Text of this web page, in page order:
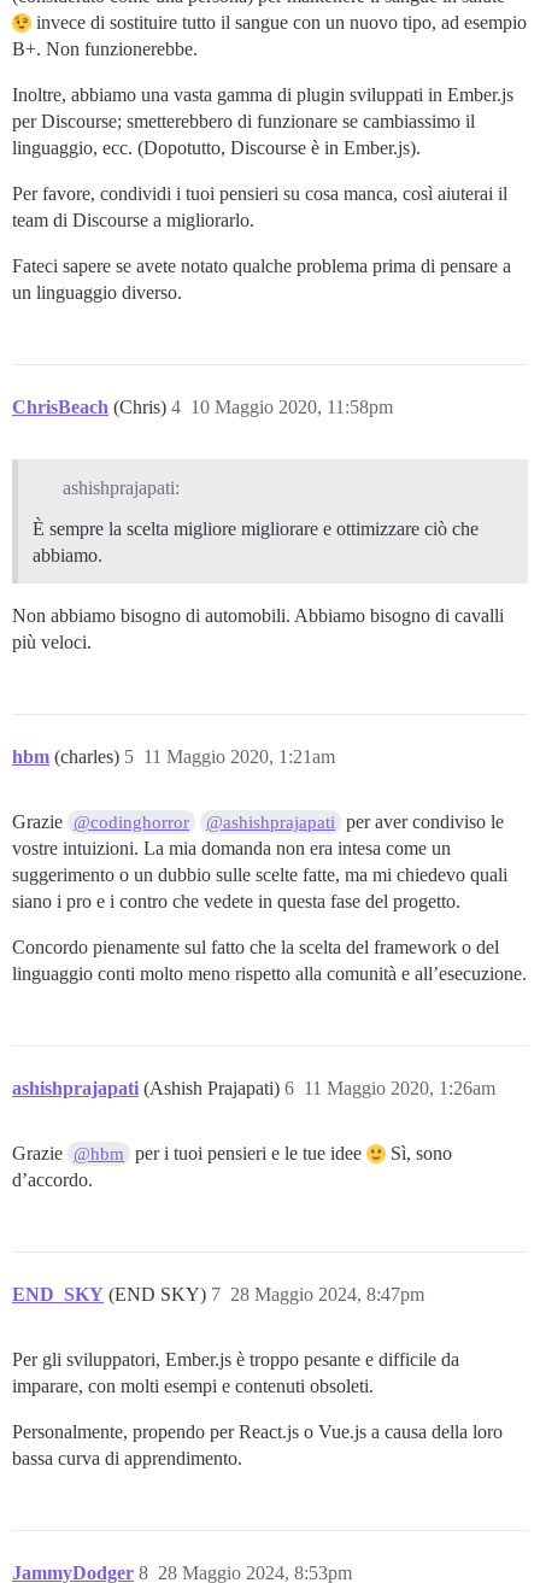
invece di sostituire tutto il sangue con un nuovo tipo, ad esempio
B+. Non funzionerebbe.
Inoltre, abbiamo una vasta gamma di plugin sviluppati in Ember.js
per Discourse; smetterebbero di funzionare se cambiassimo il
linguaggio, ecc. (Dopotutto, Discourse è in Ember.js).
Per favore, condividi i tuoi pensieri su cosa manca, così aiuterai il
team di Discourse a migliorarlo.
Fateci sapere se avete notato qualche problema prima di pensare a
un linguaggio diverso.
ChrisBeach (Chris) 10 Maggio 2020, 11:58pm
4
ashishprajapati:
È sempre la scelta migliore migliorare e ottimizzare ciò che
abbiamo.
Non abbiamo bisogno di automobili. Abbiamo bisogno di cavalli
più veloci.
hbm (charles) 11 Maggio 2020, 1:21am
5
Grazie @codinghorror @ashishprajapati
per aver condiviso le
vostre intuizioni. La mia domanda non era intesa come un
suggerimento o un dubbio sulle scelte fatte, ma mi chiedevo quali
siano i pro e i contro che vedete in questa fase del progetto.
Concordo pienamente sul fatto che la scelta del framework o del
linguaggio conti molto meno rispetto alla comunità e all’esecuzione.
ashishprajapati (Ashish Prajapati) 11 Maggio 2020, 1:26am
6
Grazie @hbm per i tuoi pensieri e le tue idee
Sì, sono
d’accordo.
END_SKY (END SKY) 28 Maggio 2024, 8:47pm
7
Per gli sviluppatori, Ember.js è troppo pesante e difficile da
imparare, con molti esempi e contenuti obsoleti.
Personalmente, propendo per React.js o Vue.js a causa della loro
bassa curva di apprendimento.
JammyDodger 28 Maggio 2024, 8:53pm
8